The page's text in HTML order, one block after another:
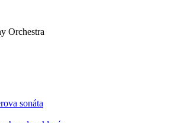
Orchestra
sonáta